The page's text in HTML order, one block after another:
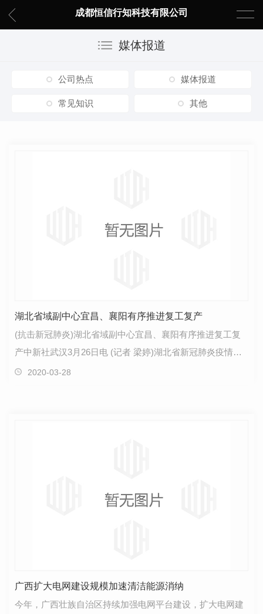
成都恒信行知科技有限公司
媒体报道
公司热点 媒体报道
常见知识 其他
湖北省域副中心宜昌、襄阳有序推进复工复产
(抗击新冠肺炎)湖北省域副中心宜昌、襄阳有序推进复工复
产中新社武汉3月26日电 (记者 梁婷)湖北省新冠肺炎疫情防
控工作新闻发布会26日介绍宜昌、襄阳稳岗就业和有…
2020-03-28
广西扩大电网建设规模加速清洁能源消纳
今年，广西壮族自治区持续加强电网平台建设，扩大电网建